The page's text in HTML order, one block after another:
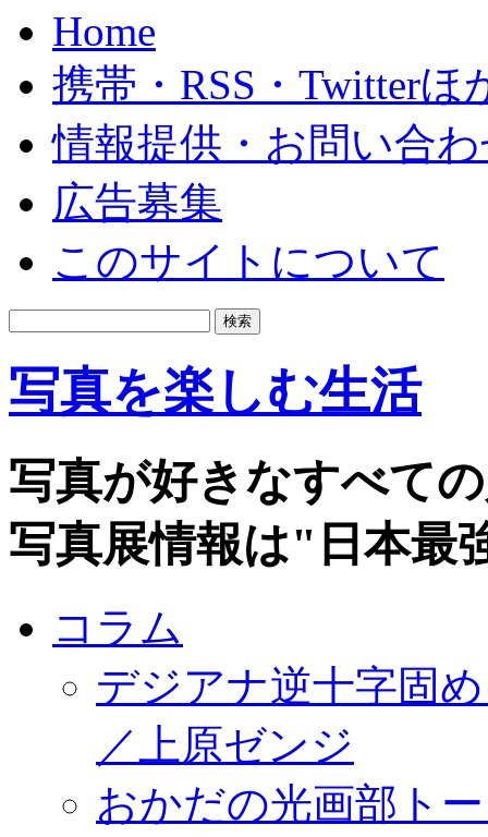
Home
携帯・RSS・Twitterほ
情報提供・お問い合
広告募集
このサイトについて
写真を楽しむ生活
写真が好きなすべて
写真展情報は"日本最
コラム
デジアナ逆十字固
／上原ゼンジ
おかだの光画部ト